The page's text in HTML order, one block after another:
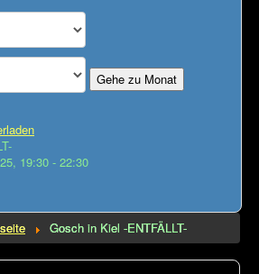
Gehe zu Monat
19:30 - 22:30
Gosch in Kiel -ENTFÄLLT-